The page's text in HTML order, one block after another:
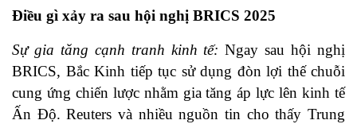
Điều gì xảy ra sau hội nghị BRICS 2025
Sự gia tăng cạnh tranh kinh tế: Ngay sau hội nghị
BRICS, Bắc Kinh tiếp tục sử dụng đòn lợi thế chuỗi
cung ứng chiến lược nhằm gia tăng áp lực lên kinh tế
Ấn Độ. Reuters và nhiều nguồn tin cho thấy Trung